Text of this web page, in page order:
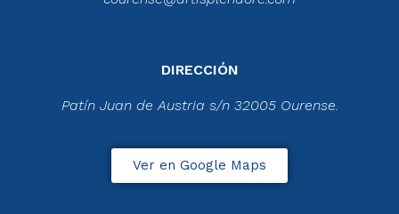
DIRECCIÓN
Patín Juan de Austria s/n 32005 Ourense.
Ver en Google Maps